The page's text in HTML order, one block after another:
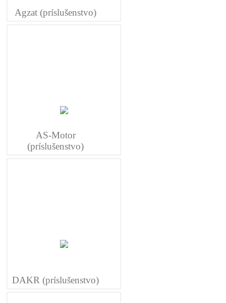
Agzat (príslušenstvo)
AS-Motor
(príslušenstvo)
DAKR (príslušenstvo)